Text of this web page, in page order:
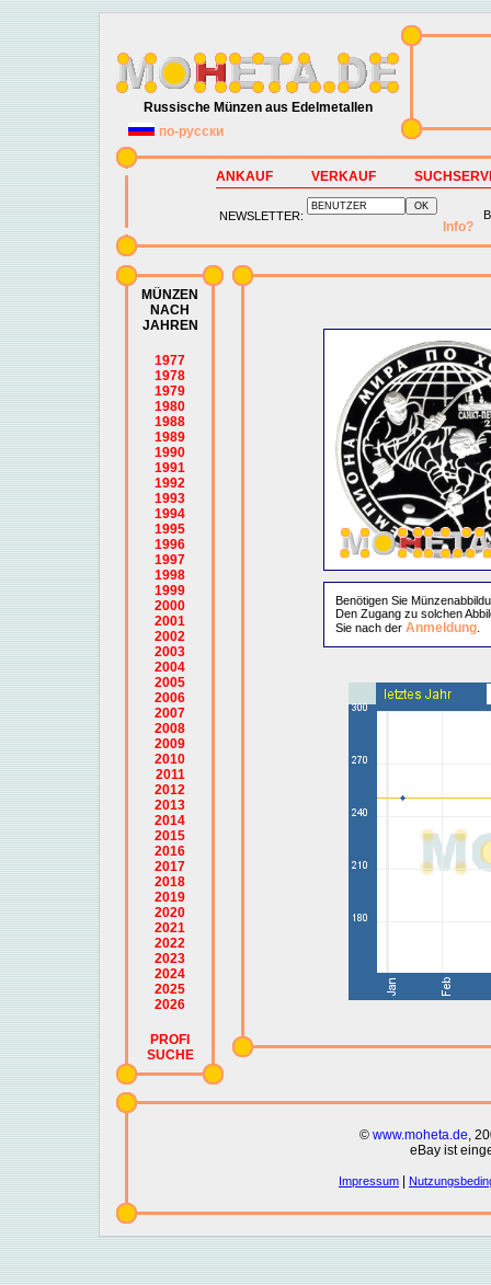
Russische Münzen aus Edelmetallen
по-русски
ANKAUF VERKAUF
NEWSLETTER:
Info?
MÜNZEN
NACH
JAHREN
1977
1978
1979
1980
1988
1989
1990
1991
1992
1993
1994
1995
1996
1997
1998
1999
2000
2001
2002
2003
2004
2005
2006
2007
2008
2009
2010
2011
2012
2013
2014
2015
2016
2017
2018
2019
2020
2021
2022
2023
2024
2025
2026
PROFI
SUCHE
Benötigen Sie
Den Zugang zu solchen
Sie nach der Anmeldung.
© www.moheta.de,
eBay ist
Impressum